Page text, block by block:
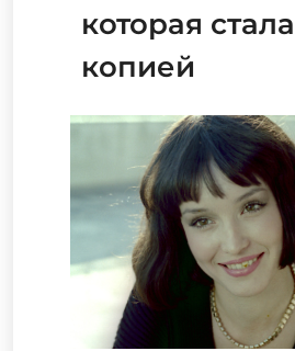
которая
копией